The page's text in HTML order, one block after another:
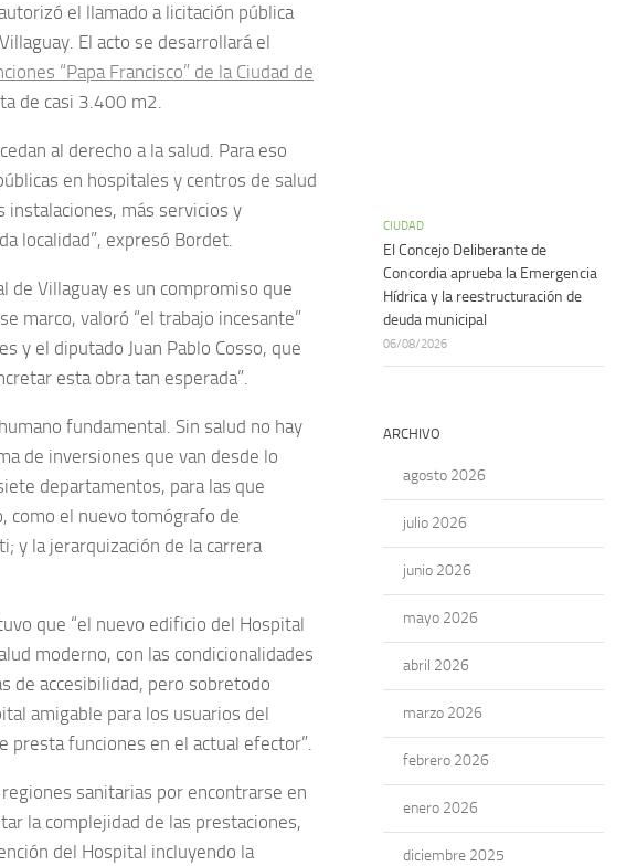
el llamado a licitación pública
El acto se desarrollará el
“Papa Francisco” de la Ciudad de
de casi 3.400 m2.
al derecho a la salud. Para eso
en hospitales y centros de salud
instalaciones, más servicios y
localidad”, expresó Bordet.
de Villaguay es un compromiso que
marco, valoró “el trabajo incesante”
y el diputado Juan Pablo Cosso, que
esta obra tan esperada”.
fundamental. Sin salud no hay
de inversiones que van desde lo
departamentos, para las que
como el nuevo tomógrafo de
y la jerarquización de la carrera
que “el nuevo edificio del Hospital
moderno, con las condicionalidades
de accesibilidad, pero sobretodo
amigable para los usuarios del
funciones en el actual efector”.
sanitarias por encontrarse en
la complejidad de las prestaciones,
del Hospital incluyendo la
CIUDAD
El Concejo Deliberante de
Concordia aprueba la Emergencia
Hídrica y la reestructuración de
deuda municipal
06/08/2026
ARCHIVO
agosto 2026
julio 2026
junio 2026
mayo 2026
abril 2026
marzo 2026
febrero 2026
enero 2026
diciembre 2025